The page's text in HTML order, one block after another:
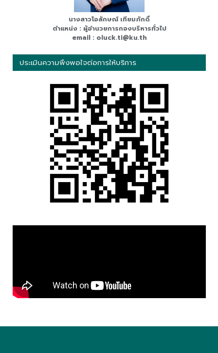
นางสาวโอลักษณ์ เทียมภักดิ์
ตำแหน่ง : ผู้อำนวยการกองบริหารทั่วไป
email : oluck.ti@ku.th
ประเมินความพึงพอใจต่อการให้บริการ